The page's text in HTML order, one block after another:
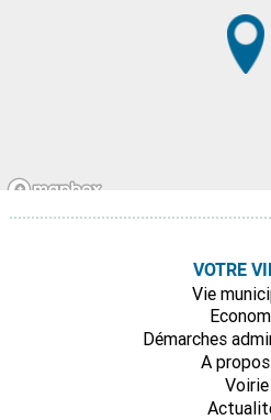
VOTRE
Vie
Démarches
A
Voirie